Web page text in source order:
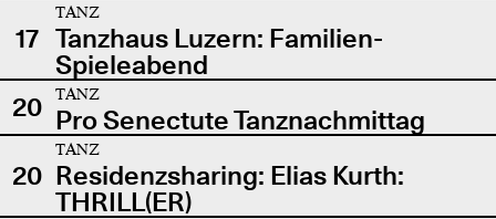
17
TANZ
Tanzhaus Luzern: Familien-
Spieleabend
20
TANZ
Pro Senectute Tanznachmittag
20
TANZ
Residenzsharing: Elias Kurth:
THRILL(ER)